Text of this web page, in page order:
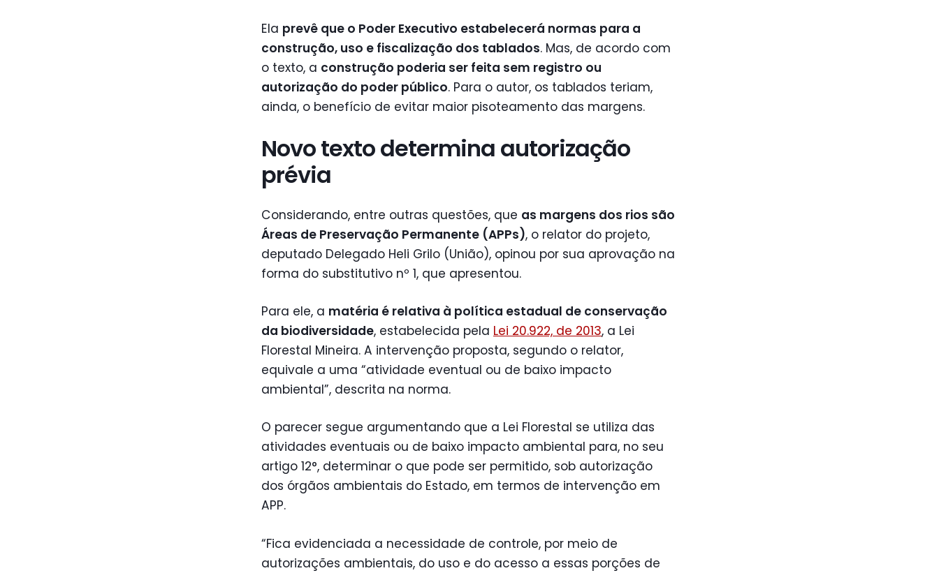
Ela prevê que o Poder Executivo estabelecerá normas para a
construção, uso e fiscalização dos tablados. Mas, de acordo com
o texto, a construção poderia ser feita sem registro ou
autorização do poder público. Para o autor, os tablados teriam,
ainda, o benefício de evitar maior pisoteamento das margens.
Novo texto determina autorização
prévia
Considerando, entre outras questões, que as margens dos rios são
Áreas de Preservação Permanente (APPs), o relator do projeto,
deputado Delegado Heli Grilo (União), opinou por sua aprovação na
forma do substitutivo nº 1, que apresentou.
Para ele, a matéria é relativa à política estadual de conservação
da biodiversidade, estabelecida pela Lei 20.922, de 2013, a Lei
Florestal Mineira. A intervenção proposta, segundo o relator,
equivale a uma “atividade eventual ou de baixo impacto
ambiental”, descrita na norma.
O parecer segue argumentando que a Lei Florestal se utiliza das
atividades eventuais ou de baixo impacto ambiental para, no seu
artigo 12°, determinar o que pode ser permitido, sob autorização
dos órgãos ambientais do Estado, em termos de intervenção em
APP.
“Fica evidenciada a necessidade de controle, por meio de
autorizações ambientais, do uso e do acesso a essas porções de